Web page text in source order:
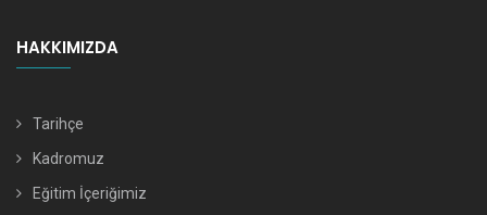
HAKKIMIZDA
Tarihçe
Kadromuz
Eğitim İçeriğimiz